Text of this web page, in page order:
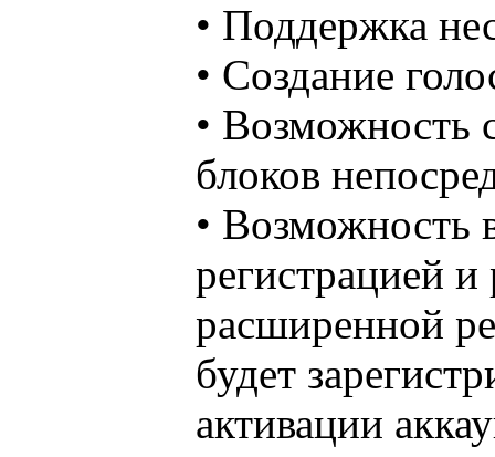
• Поддержка
• Создание
• Возможность
блоков
•
регистрацией
расширенной
будет
активации